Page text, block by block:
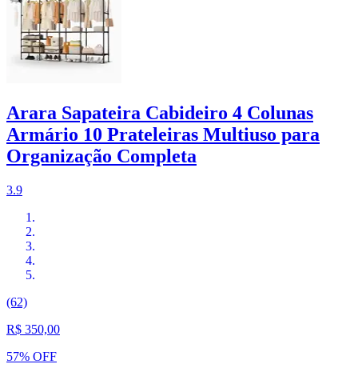
Arara Sapateira Cabideiro 4 Colunas
Armário 10 Prateleiras Multiuso para
Organização Completa
3.9
(62)
R$ 350,00
57% OFF